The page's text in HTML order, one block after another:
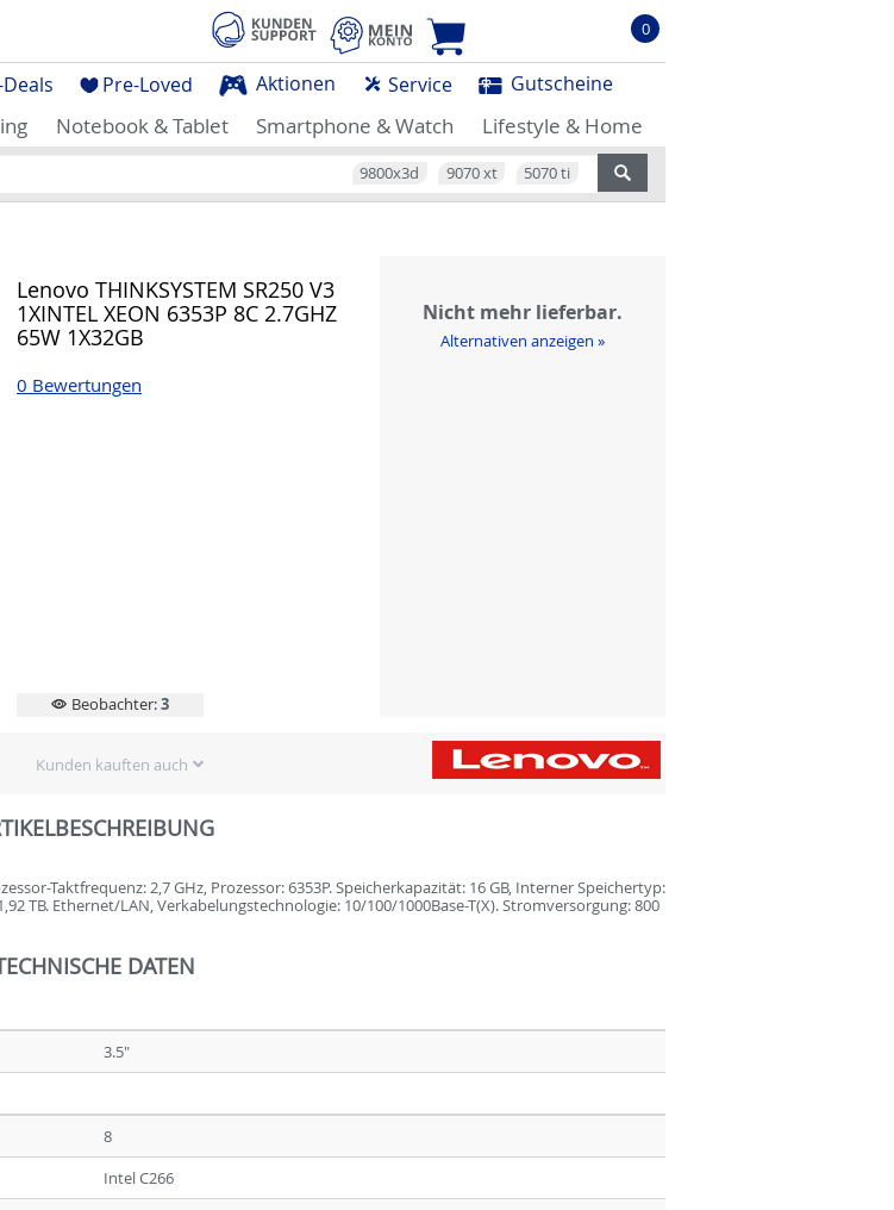
0
Pre-Loved Aktionen Service Gutscheine
Notebook & Tablet Smartphone & Watch Lifestyle & Home
9800x3d 9070 xt 5070 ti
Lenovo THINKSYSTEM SR250 V3
1XINTEL XEON 6353P 8C 2.7GHZ
65W 1X32GB
0 Bewertungen
Beobachter:3
Nicht mehr lieferbar.
Alternativen anzeigen »
Kunden kauften auch
Taktfrequenz: 2,7 GHz, Prozessor: 6353P. Speicherkapazität: 16 GB, Interner Speichertyp:
TB. Ethernet/LAN, Verkabelungstechnologie: 10/100/1000Base-T(X). Stromversorgung: 800
DATEN
3.5"
8
Intel C266